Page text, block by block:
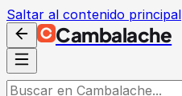
Saltar al contenido principal
Cambalache